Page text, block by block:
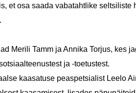
et osa saada vabatahtlike seltsiliste
Merili Tamm ja Annika Torjus, kes
ja -toetustest.
kaasatuse peaspetsialist Leelo